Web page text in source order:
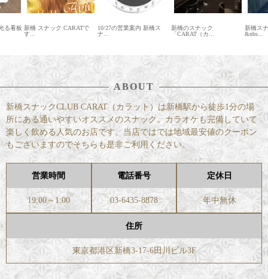
で
10/27の営業案内 新橋ス
ナ...
新橋のスナック
「CARAT（カ...
新橋スナックカラット
&nbs...
スナッ
ABOUT
新橋スナックCLUB CARAT（カラット）は新橋駅から徒歩1分の場
所にある通いやすいオススメのスナック。カラオケも完備していて
楽しく飲める人気のお店です。当店ではでは地域最安値のクーポン
もございますのでそちらも是非ご利用ください。
営業時間
19:00～1:00
電話番号
03-6435-8878
定休日
年中無休
住所
東京都港区新橋3-17-6田川ビル3F